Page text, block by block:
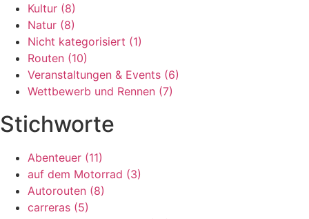
Kultur (8)
Natur (8)
Nicht kategorisiert (1)
Routen (10)
Veranstaltungen & Events (6)
Wettbewerb und Rennen (7)
Stichworte
Abenteuer (11)
auf dem Motorrad (3)
Autorouten (8)
carreras (5)